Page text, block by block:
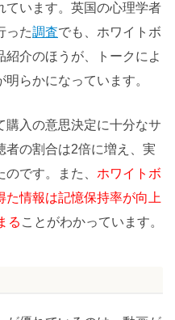
ています。英国の心理学者
った調査でも、ホワイトボ
介のほうが、トークによ
らかになっています。
購入の意思決定に十分なサ
者の割合は2倍に増え、実
です。また、 ホワイトボ
た情報は記憶保持率が向上
る ことがわかっています。